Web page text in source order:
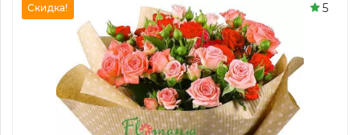
Скидка! 5